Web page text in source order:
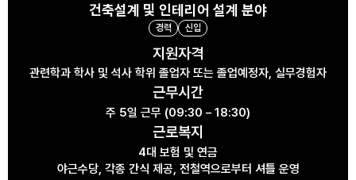
건축설계 및 인테리어 설계 분야
경력 신입
지원자격
관련학과 학사 및 석사 학위 졸업자 또는 졸업예정자, 실무경험자
근무시간
주 5일 근무 (09:30 – 18:30)
근로복지
4대 보험 및 연금
야근수당, 각종 간식 제공, 전철역으로부터 셔틀 운영